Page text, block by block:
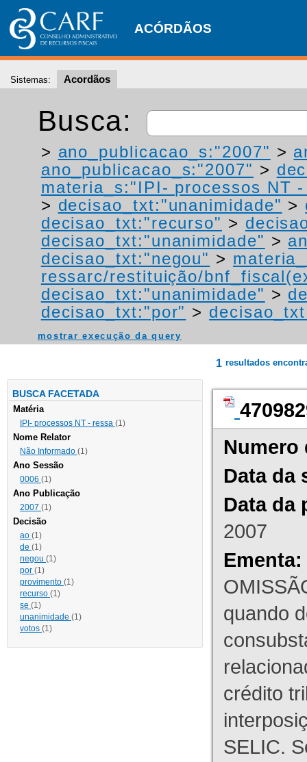
ACÓRDÃOS
Sistemas: Acordãos
Busca:
> ano_publicacao_s:"2007" >
ano_publicacao_s:"2007" >
materia_s:"IPI- processos NT
> decisao_txt:"unanimidade" >
decisao_txt:"recurso" >
decisao_txt:"unanimidade" >
decisao_txt:"negou" >
ressarc/restituição/
decisao_txt:"unanimidade" >
decisao_txt:"por" >
mostrar execução da query
BUSCA FACETADA
Matéria
IPI- processos NT - ressa (1)
Nome Relator
Não Informado (1)
Ano Sessão
0006 (1)
Ano Publicação
2007 (1)
Decisão
ao (1)
de (1)
negou (1)
por (1)
provimento (1)
recurso (1)
se (1)
unanimidade (1)
votos (1)
1 resultados
Numero
Data da
Data da
2007
Ementa:
quando
crédito
SELIC.